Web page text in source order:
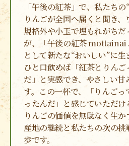
「午後の紅茶」で、私たち
りんごが全国へ届くと聞き、
規格外や小玉で埋もれがち
が、「午後の紅茶 mottainai
として新たな“おいしい”に生
ひと口飲めば「紅茶とりん
だ」と実感でき、やさしい甘
す。この一杯で、「りんご
ったんだ」と感じていただけ
りんごの価値を無駄なく生か
産地の継続と私たちの次の
歩です。